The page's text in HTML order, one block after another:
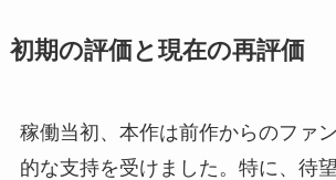
初期の評価と現在の再評価
稼働当初、本作は前作からのファ
的な支持を受けました。特に、待